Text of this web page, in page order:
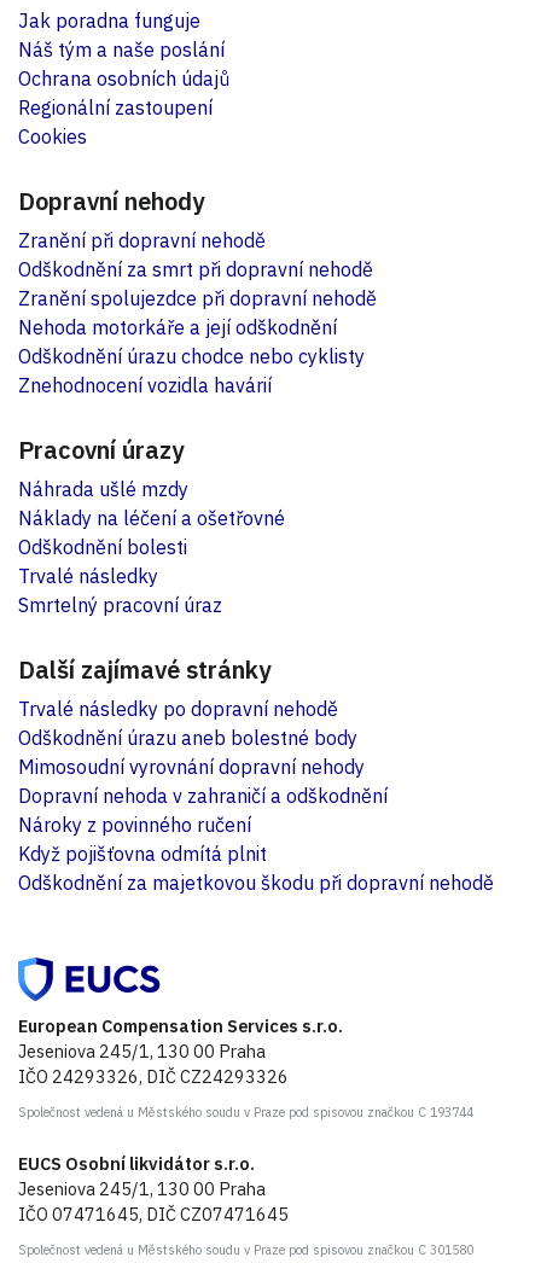
Jak poradna funguje
Náš tým a naše poslání
Ochrana osobních údajů
Regionální zastoupení
Cookies
Dopravní nehody
Zranění při dopravní nehodě
Odškodnění za smrt při dopravní nehodě
Zranění spolujezdce při dopravní nehodě
Nehoda motorkáře a její odškodnění
Odškodnění úrazu chodce nebo cyklisty
Znehodnocení vozidla havárií
Pracovní úrazy
Náhrada ušlé mzdy
Náklady na léčení a ošetřovné
Odškodnění bolesti
Trvalé následky
Smrtelný pracovní úraz
Další zajímavé stránky
Trvalé následky po dopravní nehodě
Odškodnění úrazu aneb bolestné body
Mimosoudní vyrovnání dopravní nehody
Dopravní nehoda v zahraničí a odškodnění
Nároky z povinného ručení
Když pojišťovna odmítá plnit
Odškodnění za majetkovou škodu při dopravní nehodě
European Compensation Services s.r.o.
Jeseniova 245/1, 130 00 Praha
IČO 24293326, DIČ CZ24293326
Společnost vedená u Městského soudu v Praze pod spisovou značkou C 193744
EUCS Osobní likvidátor s.r.o.
Jeseniova 245/1, 130 00 Praha
IČO 07471645, DIČ CZ07471645
Společnost vedená u Městského soudu v Praze pod spisovou značkou C 301580